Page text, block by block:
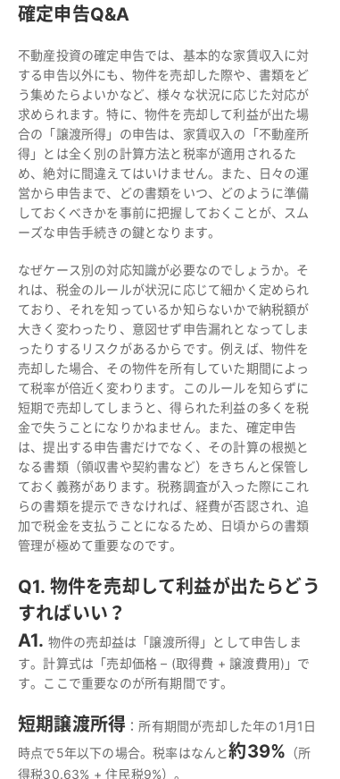
確定申告Q&A
不動産投資の確定申告では、基本的な家賃収入に対
する申告以外にも、物件を売却した際や、書類をど
う集めたらよいかなど、様々な状況に応じた対応が
求められます。特に、物件を売却して利益が出た場
合の「譲渡所得」の申告は、家賃収入の「不動産所
得」とは全く別の計算方法と税率が適用されるた
め、絶対に間違えてはいけません。また、日々の運
営から申告まで、どの書類をいつ、どのように準備
しておくべきかを事前に把握しておくことが、スム
ーズな申告手続きの鍵となります。
なぜケース別の対応知識が必要なのでしょうか。そ
れは、税金のルールが状況に応じて細かく定められ
ており、それを知っているか知らないかで納税額が
大きく変わったり、意図せず申告漏れとなってしま
ったりするリスクがあるからです。例えば、物件を
売却した場合、その物件を所有していた期間によっ
て税率が倍近く変わります。このルールを知らずに
短期で売却してしまうと、得られた利益の多くを税
金で失うことになりかねません。また、確定申告
は、提出する申告書だけでなく、その計算の根拠と
なる書類（領収書や契約書など）をきちんと保管し
ておく義務があります。税務調査が入った際にこれ
らの書類を提示できなければ、経費が否認され、追
加で税金を支払うことになるため、日頃からの書類
管理が極めて重要なのです。
Q1. 物件を売却して利益が出たらどう
すればいい？
A1. 物件の売却益は「譲渡所得」として申告しま
す。計算式は「売却価格 – (取得費 + 譲渡費用)」で
す。ここで重要なのが所有期間です。
短期譲渡所得 ：所有期間が売却した年の1月1日
時点で5年以下の場合。税率はなんと約39% （所
得税30.63% + 住民税9%）。